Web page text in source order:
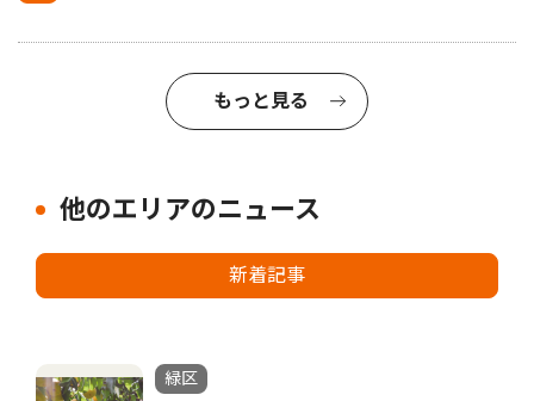
もっと見る
他のエリアのニュース
新着記事
緑区